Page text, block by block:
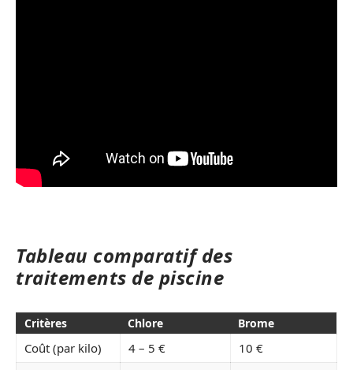
Tableau comparatif des
traitements de piscine
Critères Chlore Brome
Coût (par kilo) 4 – 5 €
10 €